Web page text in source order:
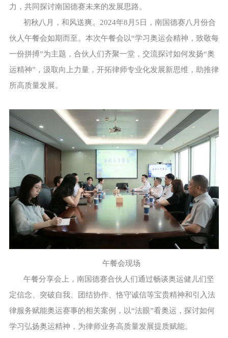
力，共同探讨南国德赛未来的发展思路。
初秋八月，和风送爽。2024年8月5日，南国德赛八月份合
伙人午餐会如期而至。本次午餐会以“学习奥运会精神，致敬每
一份拼搏”为主题，合伙人们齐聚一堂，交流探讨如何发扬“奥
运精神”，汲取向上力量，开拓律师专业化发展新思维，助推律
所高质量发展。
午餐会现场
午餐分享会上，南国德赛合伙人们通过畅谈奥运健儿们坚
定信念、突破自我、团结协作、恪守诚信等宝贵精神和引入法
律服务赋能奥运赛事的相关案例，以“法眼”看奥运，探讨如何
学习弘扬奥运精神，为律师业务高质量发展提质赋能。